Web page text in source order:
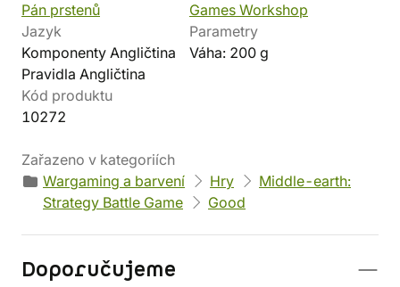
Pán prstenů
Games Workshop
Jazyk
Komponenty Angličtina
Pravidla Angličtina
Parametry
Váha: 200 g
Kód produktu
10272
Zařazeno v kategoriích
Wargaming a barvení
Hry
Middle-earth:
Strategy Battle Game
Good
Doporučujeme